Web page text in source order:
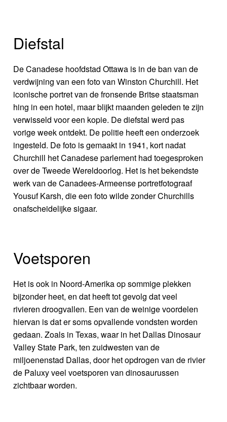
Diefstal
De Canadese hoofdstad Ottawa is in de ban van de
verdwijning van een foto van Winston Churchill. Het
iconische portret van de fronsende Britse staatsman
hing in een hotel, maar blijkt maanden geleden te zijn
verwisseld voor een kopie. De diefstal werd pas
vorige week ontdekt. De politie heeft een onderzoek
ingesteld. De foto is gemaakt in 1941, kort nadat
Churchill het Canadese parlement had toegesproken
over de Tweede Wereldoorlog. Het is het bekendste
werk van de Canadees-Armeense portretfotograaf
Yousuf Karsh, die een foto wilde zonder Churchills
onafscheidelijke sigaar.
Voetsporen
Het is ook in Noord-Amerika op sommige plekken
bijzonder heet, en dat heeft tot gevolg dat veel
rivieren droogvallen. Een van de weinige voordelen
hiervan is dat er soms opvallende vondsten worden
gedaan. Zoals in Texas, waar in het Dallas Dinosaur
Valley State Park, ten zuidwesten van de
miljoenenstad Dallas, door het opdrogen van de rivier
de Paluxy veel voetsporen van dinosaurussen
zichtbaar worden.